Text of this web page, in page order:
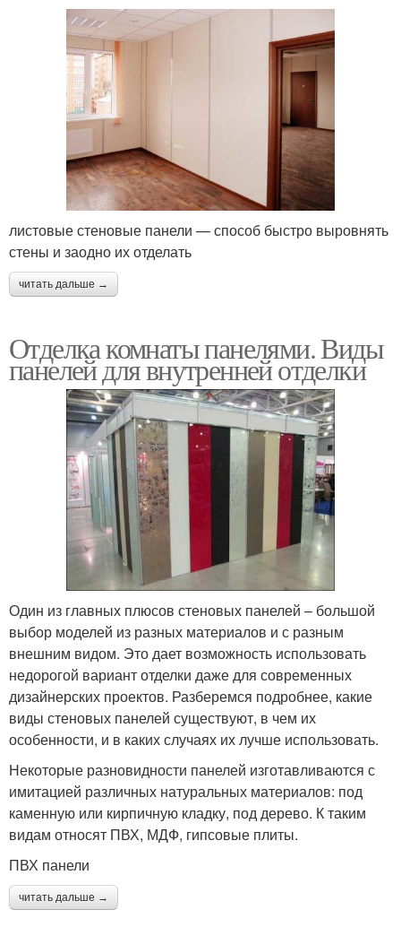
листовые стеновые панели — способ быстро выровнять
стены и заодно их отделать
читать дальше →
Отделка комнаты панелями. Виды
панелей для внутренней отделки
Один из главных плюсов стеновых панелей – большой
выбор моделей из разных материалов и с разным
внешним видом. Это дает возможность использовать
недорогой вариант отделки даже для современных
дизайнерских проектов. Разберемся подробнее, какие
виды стеновых панелей существуют, в чем их
особенности, и в каких случаях их лучше использовать.
Некоторые разновидности панелей изготавливаются с
имитацией различных натуральных материалов: под
каменную или кирпичную кладку, под дерево. К таким
видам относят ПВХ, МДФ, гипсовые плиты.
ПВХ панели
читать дальше →